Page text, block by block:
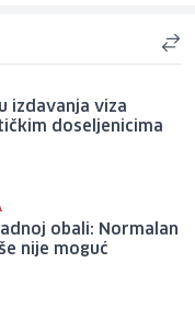
izdavanja viza
doseljenicima
obali: Normalan
nije moguć